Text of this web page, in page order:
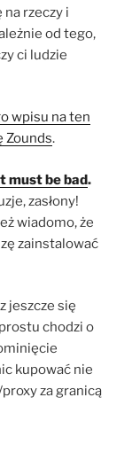
rzeczy i
od tego,
ci ludzie
wpisu na ten
Zounds.
must be bad.
zasłony!
wiadomo, że
zainstalować
jeszcze się
chodzi o
kupować nie
za granicą